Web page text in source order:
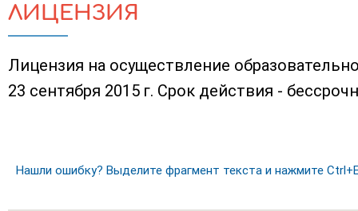
ЛИЦЕНЗИЯ
Лицензия на осуществление
23 сентября 2015 г. Срок действия -
Нашли ошибку? Выделите фрагмент текста и нажмите